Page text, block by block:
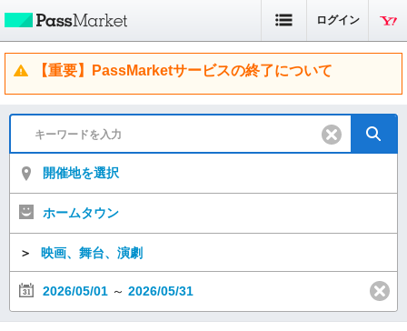
ログイン
【重要】PassMarketサービスの終了について
開催地を選択
ホームタウン
＞ 映画、舞台、演劇
2026/05/01 ～ 2026/05/31